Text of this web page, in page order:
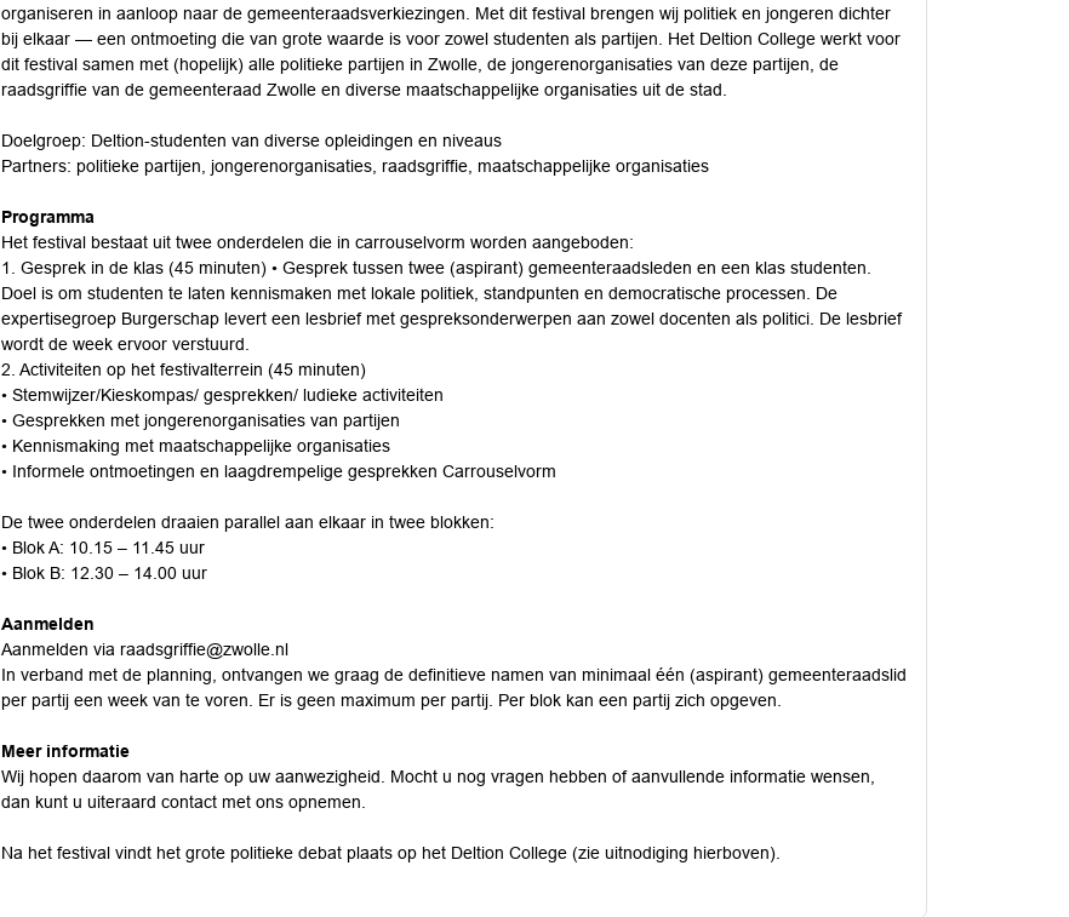
organiseren in aanloop naar de gemeenteraadsverkiezingen. Met dit festival brengen wij politiek en jongeren dichter
bij elkaar — een ontmoeting die van grote waarde is voor zowel studenten als partijen. Het Deltion College werkt voor
dit festival samen met (hopelijk) alle politieke partijen in Zwolle, de jongerenorganisaties van deze partijen, de
raadsgriffie van de gemeenteraad Zwolle en diverse maatschappelijke organisaties uit de stad.
Doelgroep: Deltion-studenten van diverse opleidingen en niveaus
Partners: politieke partijen, jongerenorganisaties, raadsgriffie, maatschappelijke organisaties
Programma
Het festival bestaat uit twee onderdelen die in carrouselvorm worden aangeboden:
1. Gesprek in de klas (45 minuten) • Gesprek tussen twee (aspirant) gemeenteraadsleden en een klas studenten.
Doel is om studenten te laten kennismaken met lokale politiek, standpunten en democratische processen. De
expertisegroep Burgerschap levert een lesbrief met gespreksonderwerpen aan zowel docenten als politici. De lesbrief
wordt de week ervoor verstuurd.
2. Activiteiten op het festivalterrein (45 minuten)
• Stemwijzer/Kieskompas/ gesprekken/ ludieke activiteiten
• Gesprekken met jongerenorganisaties van partijen
• Kennismaking met maatschappelijke organisaties
• Informele ontmoetingen en laagdrempelige gesprekken Carrouselvorm
De twee onderdelen draaien parallel aan elkaar in twee blokken:
• Blok A: 10.15 – 11.45 uur
• Blok B: 12.30 – 14.00 uur
Aanmelden
Aanmelden via raadsgriffie@zwolle.nl
In verband met de planning, ontvangen we graag de definitieve namen van minimaal één (aspirant) gemeenteraadslid
per partij een week van te voren. Er is geen maximum per partij. Per blok kan een partij zich opgeven.
Meer informatie
Wij hopen daarom van harte op uw aanwezigheid. Mocht u nog vragen hebben of aanvullende informatie wensen,
dan kunt u uiteraard contact met ons opnemen
Na het festival vindt het grote politieke debat plaats op het Deltion College (zie uitnodiging hierboven).